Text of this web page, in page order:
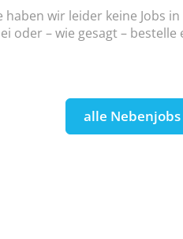
haben wir leider keine Jobs
oder – wie gesagt –
alle